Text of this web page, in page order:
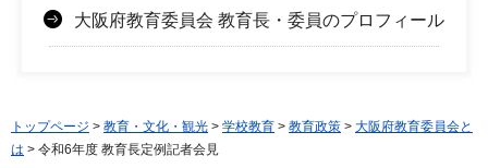
大阪府教育委員会 教育長・委員のプロフィール
トップページ > 教育・文化・観光 > 学校教育 > 教育政策 > 大阪府教育委員会と
は > 令和6年度 教育長定例記者会見